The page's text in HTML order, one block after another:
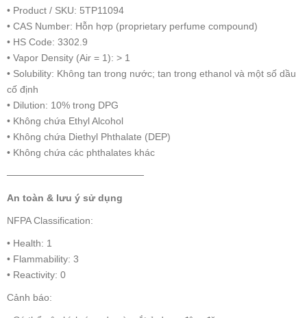
• Product / SKU: 5TP11094
• CAS Number: Hỗn hợp (proprietary perfume compound)
• HS Code: 3302.9
• Vapor Density (Air = 1): > 1
• Solubility: Không tan trong nước; tan trong ethanol và một số dầu
cố định
• Dilution: 10% trong DPG
• Không chứa Ethyl Alcohol
• Không chứa Diethyl Phthalate (DEP)
• Không chứa các phthalates khác
────────────────────
An toàn & lưu ý sử dụng
NFPA Classification:
• Health: 1
• Flammability: 3
• Reactivity: 0
Cảnh báo: